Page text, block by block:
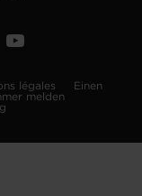
légales
Einen
melden